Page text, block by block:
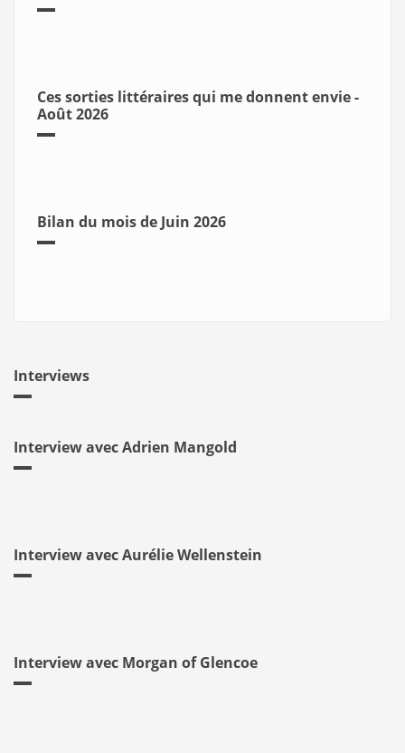
Ces sorties littéraires qui me donnent envie -
Août 2026
Bilan du mois de Juin 2026
Interviews
Interview avec Adrien Mangold
Interview avec Aurélie Wellenstein
Interview avec Morgan of Glencoe